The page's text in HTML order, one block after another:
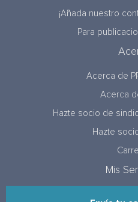
¡Añada nuestro
Para
Acerca de
Acerca
Hazte socio de
Hazte
Mis